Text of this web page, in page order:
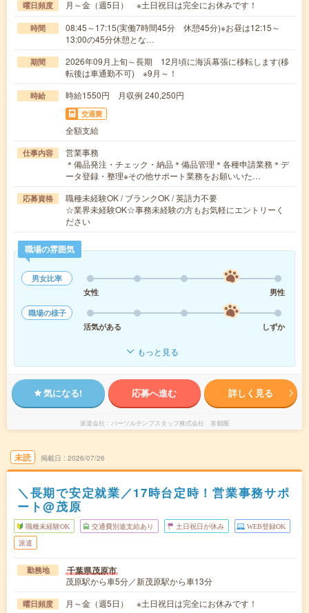
曜日頻度 月～金（週5日） ※土日祝日は完全にお休みです！
時間
08:45～17:15(実働7時間45分 休憩45分)※お昼は12:15～
13:00の45分休憩とな…
期間
2026年09月上旬～長期 12月頃に海浜幕張に移転します(移
転後は車通勤不可) ※9月～！
時給 時給1550円 月収例 240,250円
交通費
全額支給
仕事内容
営業事務
＊備品発注・チェック・納品＊備品管理＊各種申請業務＊デ
ータ登録・整理※その他サポート業務をお願いいた…
応募資格
職種未経験OK / ブランクOK / 英語力不要
☆業界未経験OK☆事務未経験の方もお気軽にエントリーく
ださい
職場の雰囲気
男女比率
女性
男性
職場の様子
活気がある
しずか
もっと見る
気になる! 応募へ進む 詳しく見る
派遣会社 パーソルテンプスタッフ株式会社 首都圏
未読 掲載日 2026/07/26
＼長期で安定就業／17時台定時！営業事務サポ
ート@茂原
職種未経験OK 交通費別途支給あり 土日祝日が休み WEB登録OK
派遣
勤務地 千葉県茂原市
茂原駅から車5分／新茂原駅から車13分
曜日頻度 月～金（週5日） ※土日祝日は完全にお休みです！